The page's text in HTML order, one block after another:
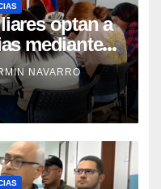
optan a
mediante
y la UCV
NAVARRO